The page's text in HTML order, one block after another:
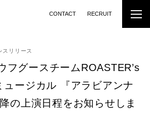
CONTACT RECRUIT
スリリース
フグースチームROASTER’s
ュージカル 『アラビアンナ
の上演日程をお知らせしま